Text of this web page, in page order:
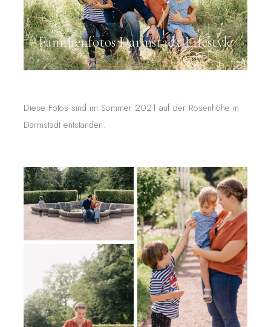
Familienfotos Darmstadt Lifestyle
Diese Fotos sind im Sommer 2021 auf der Rosenhöhe in
Darmstadt entstanden.